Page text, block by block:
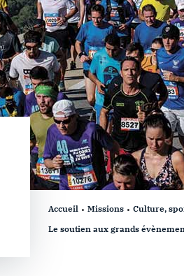
Accueil Missions Culture,
Le soutien aux grands